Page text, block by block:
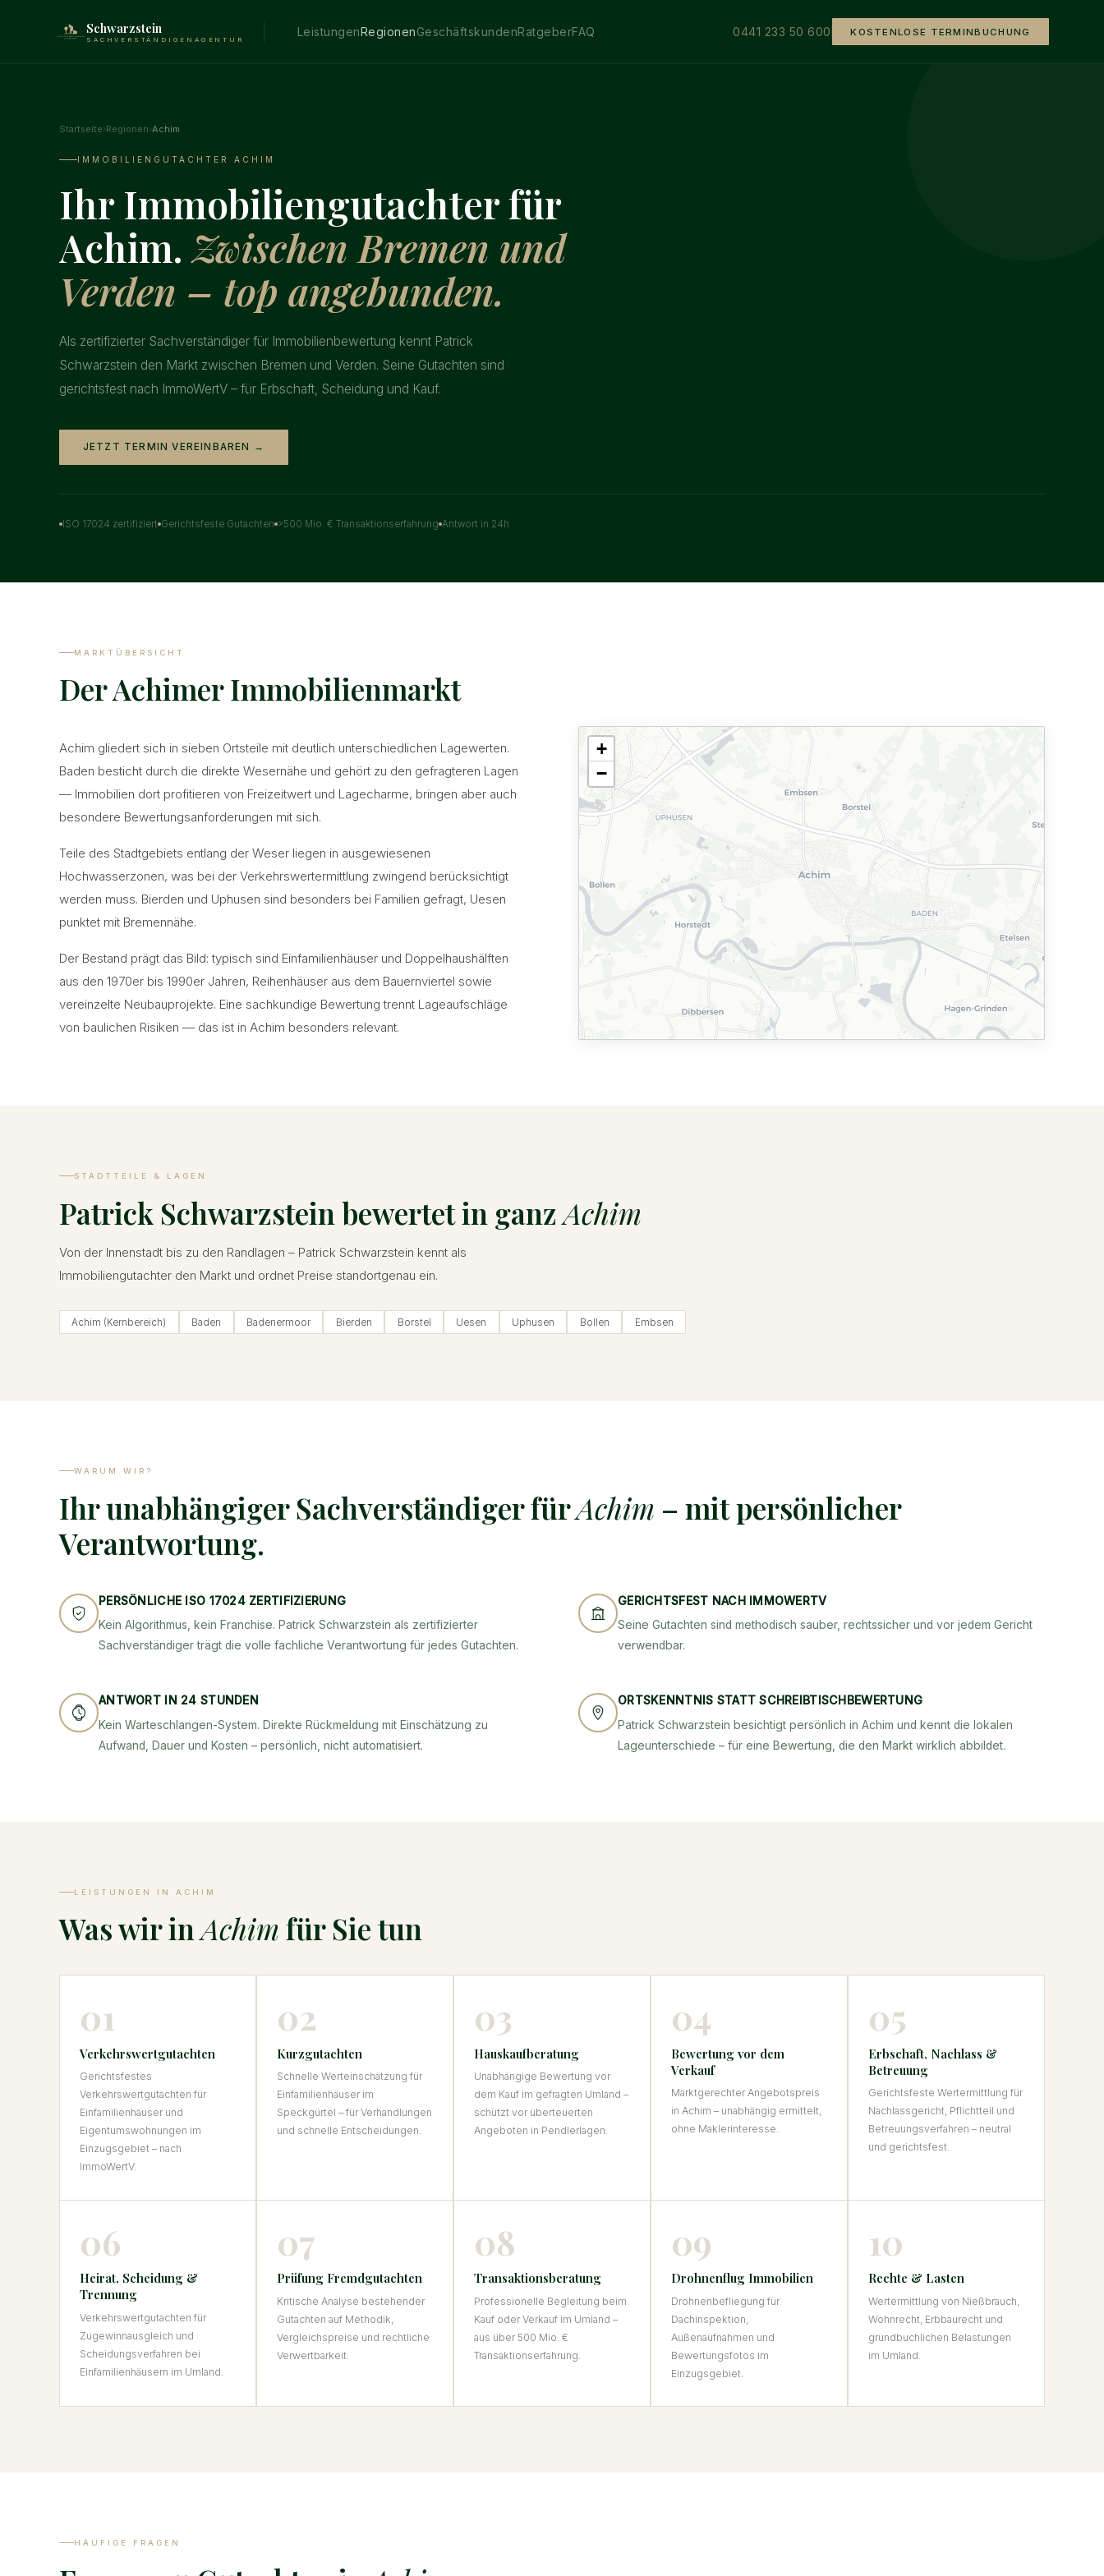
Schwarzstein
SACHVERSTÄNDIGENAGENTUR
LeistungenRegionenGeschäftskundenRatgeberFAQ 0441 233 50 600 KOSTENLOSE TERMINBUCHUNG
Startseite›Regionen›Achim
IMMOBILIENGUTACHTER ACHIM
Ihr Immobiliengutachter für
Achim.Zwischen Bremen und
Verden – top angebunden.
Als zertifizierter Sachverständiger für Immobilienbewertung kennt Patrick
Schwarzstein den Markt zwischen Bremen und Verden. Seine Gutachten sind
gerichtsfest nach ImmoWertV – für Erbschaft, Scheidung und Kauf.
JETZT TERMIN VEREINBAREN →
ISO 17024 zertifiziert Gerichtsfeste Gutachten >500 Mio. € Transaktionserfahrung Antwort in 24h
MARKTÜBERSICHT
Der Achimer Immobilienmarkt
Achim gliedert sich in sieben Ortsteile mit deutlich unterschiedlichen Lagewerten.
Baden besticht durch die direkte Wesernähe und gehört zu den gefragteren Lagen
— Immobilien dort profitieren von Freizeitwert und Lagecharme, bringen aber auch
besondere Bewertungsanforderungen mit sich.
Teile des Stadtgebiets entlang der Weser liegen in ausgewiesenen
Hochwasserzonen, was bei der Verkehrswertermittlung zwingend berücksichtigt
werden muss. Bierden und Uphusen sind besonders bei Familien gefragt, Uesen
punktet mit Bremennähe.
Der Bestand prägt das Bild: typisch sind Einfamilienhäuser und Doppelhaushälften
aus den 1970er bis 1990er Jahren, Reihenhäuser aus dem Bauernviertel sowie
vereinzelte Neubauprojekte. Eine sachkundige Bewertung trennt Lageaufschläge
von baulichen Risiken — das ist in Achim besonders relevant.
+
−
STADTTEILE & LAGEN
Patrick Schwarzstein bewertet in ganzAchim
Von der Innenstadt bis zu den Randlagen – Patrick Schwarzstein kennt als
Immobiliengutachter den Markt und ordnet Preise standortgenau ein.
Achim (Kernbereich) Baden Badenermoor Bierden Borstel Uesen Uphusen Bollen Embsen
WARUM WIR?
Ihr unabhängiger Sachverständiger fürAchim – mit persönlicher
Verantwortung.
PERSÖNLICHE ISO 17024 ZERTIFIZIERUNG
Kein Algorithmus, kein Franchise. Patrick Schwarzstein als zertifizierter
Sachverständiger trägt die volle fachliche Verantwortung für jedes Gutachten.
GERICHTSFEST NACH IMMOWERTV
Seine Gutachten sind methodisch sauber, rechtssicher und vor jedem Gericht
verwendbar.
ANTWORT IN 24 STUNDEN
Kein Warteschlangen-System. Direkte Rückmeldung mit Einschätzung zu
Aufwand, Dauer und Kosten – persönlich, nicht automatisiert.
ORTSKENNTNIS STATT SCHREIBTISCHBEWERTUNG
Patrick Schwarzstein besichtigt persönlich in Achim und kennt die lokalen
Lageunterschiede – für eine Bewertung, die den Markt wirklich abbildet.
LEISTUNGEN IN ACHIM
Was wir inAchimfür Sie tun
01
Verkehrswertgutachten
Gerichtsfestes
Verkehrswertgutachten für
Einfamilienhäuser und
Eigentumswohnungen im
Einzugsgebiet – nach
ImmoWertV.
02
Kurzgutachten
Schnelle Werteinschätzung für
Einfamilienhäuser im
Speckgürtel – für Verhandlungen
und schnelle Entscheidungen.
03
Hauskaufberatung
Unabhängige Bewertung vor
dem Kauf im gefragten Umland –
schützt vor überteuerten
Angeboten in Pendlerlagen.
04
Bewertung vor dem
Verkauf
Marktgerechter Angebotspreis
in Achim – unabhängig ermittelt,
ohne Maklerinteresse.
05
Erbschaft, Nachlass &
Betreuung
Gerichtsfeste Wertermittlung für
Nachlassgericht, Pflichtteil und
Betreuungsverfahren – neutral
und gerichtsfest.
06
Heirat, Scheidung &
Trennung
Verkehrswertgutachten für
Zugewinnausgleich und
Scheidungsverfahren bei
Einfamilienhäusern im Umland.
07
Prüfung Fremdgutachten
Kritische Analyse bestehender
Gutachten auf Methodik,
Vergleichspreise und rechtliche
Verwertbarkeit.
08
Transaktionsberatung
Professionelle Begleitung beim
Kauf oder Verkauf im Umland –
aus über 500 Mio. €
Transaktionserfahrung.
09
Drohnenflug Immobilien
Drohnenbefliegung für
Dachinspektion,
Außenaufnahmen und
Bewertungsfotos im
Einzugsgebiet.
10
Rechte & Lasten
Wertermittlung von Nießbrauch,
Wohnrecht, Erbbaurecht und
grundbuchlichen Belastungen
im Umland.
HÄUFIGE FRAGEN